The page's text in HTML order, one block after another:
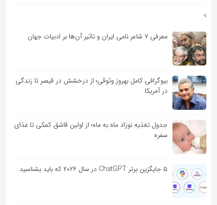
معرفی ۷ شاعر نامی ایران و تاثیر آن‌ها بر ادبیات جهان
بیوگرافی کامل بهروز وثوقی؛ از درخشش در قیصر تا زندگی
در آمریکا
جدول تغذیه نوزاد ماه به ماه؛ از اولین قاشق کمکی تا غذای
سفره
۵ جایگزین برتر ChatGPT در سال ۲۰۲۶ که باید بشناسید